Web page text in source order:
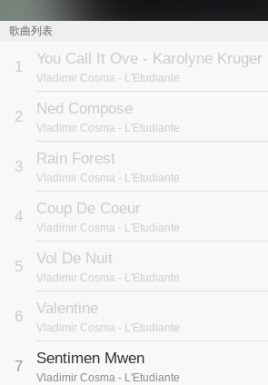
歌曲列表
1 You Call It Ove - Karolyne Kruger
Vladimir Cosma - L'Etudiante
2 Ned Compose
Vladimir Cosma - L'Etudiante
3 Rain Forest
Vladimir Cosma - L'Etudiante
4 Coup De Coeur
Vladimir Cosma - L'Etudiante
5 Vol De Nuit
Vladimir Cosma - L'Etudiante
6 Valentine
Vladimir Cosma - L'Etudiante
7 Sentimen Mwen
Vladimir Cosma - L'Etudiante